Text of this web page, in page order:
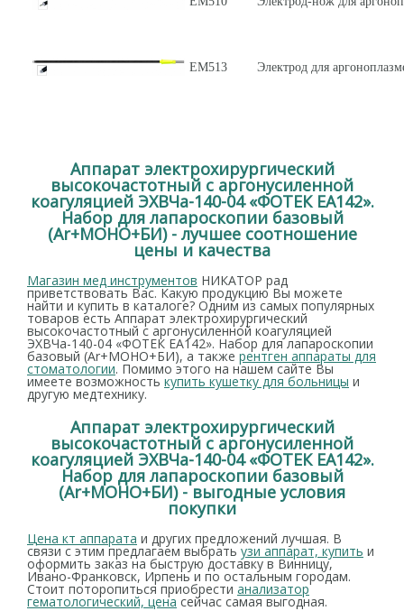
ЕМ513 Электрод для
Аппарат электрохирургический
высокочастотный с аргонусиленной
коагуляцией ЭХВЧа-140-04 «ФОТЕК ЕА142».
Набор для лапароскопии базовый
(Ar+МОНО+БИ) - лучшее соотношение
цены и качества
Магазин мед инструментов НИКАТОР рад
приветствовать Вас. Какую продукцию Вы можете
найти и купить в каталоге? Одним из самых популярных
товаров есть Аппарат электрохирургический
высокочастотный с аргонусиленной коагуляцией
ЭХВЧа-140-04 «ФОТЕК ЕА142». Набор для лапароскопии
базовый (Ar+МОНО+БИ), а также рентген аппараты для
стоматологии. Помимо этого на нашем сайте Вы
имеете возможность купить кушетку для больницы и
другую медтехнику.
Аппарат электрохирургический
высокочастотный с аргонусиленной
коагуляцией ЭХВЧа-140-04 «ФОТЕК ЕА142».
Набор для лапароскопии базовый
(Ar+МОНО+БИ) - выгодные условия
покупки
Цена кт аппарата и других предложений лучшая. В
связи с этим предлагаем выбрать узи аппарат, купить и
оформить заказ на быструю доставку в Винницу,
Ивано-Франковск, Ирпень и по остальным городам.
Стоит поторопиться приобрести анализатор
гематологический, цена сейчас самая выгодная.